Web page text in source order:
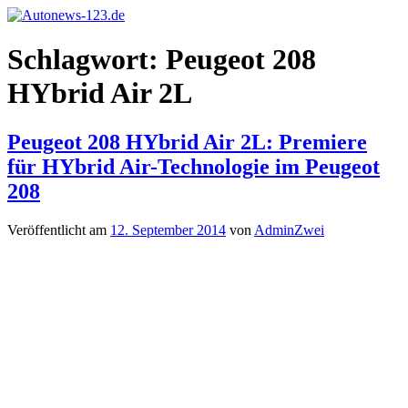
Zum
springen
Autonews-
123.de
Autonews
mit
Schlagwort: Peugeot 208
HYbrid Air 2L
Peugeot 208 HYbrid Air 2L: Premiere
für HYbrid Air-Technologie im Peugeot
208
Veröffentlicht am 12. September 2014 von AdminZwei